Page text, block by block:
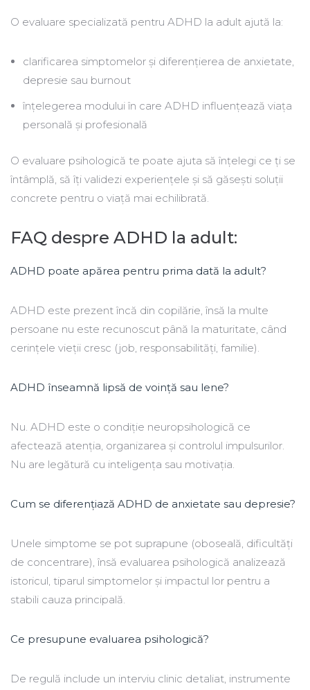
O evaluare specializată pentru ADHD la adult ajută la:
clarificarea simptomelor și diferențierea de anxietate,
depresie sau burnout
înțelegerea modului în care ADHD influențează viața
personală și profesională
O evaluare psihologică te poate ajuta să înțelegi ce ți se
întâmplă, să îți validezi experiențele și să găsești soluții
concrete pentru o viață mai echilibrată.
FAQ despre ADHD la adult:
ADHD poate apărea pentru prima dată la adult?
ADHD este prezent încă din copilărie, însă la multe
persoane nu este recunoscut până la maturitate, când
cerințele vieții cresc (job, responsabilități, familie).
ADHD înseamnă lipsă de voință sau lene?
Nu. ADHD este o condiție neuropsihologică ce
afectează atenția, organizarea și controlul impulsurilor.
Nu are legătură cu inteligența sau motivația.
Cum se diferențiază ADHD de anxietate sau depresie?
Unele simptome se pot suprapune (oboseală, dificultăți
de concentrare), însă evaluarea psihologică analizează
istoricul, tiparul simptomelor și impactul lor pentru a
stabili cauza principală.
Ce presupune evaluarea psihologică?
De regulă include un interviu clinic detaliat, instrumente